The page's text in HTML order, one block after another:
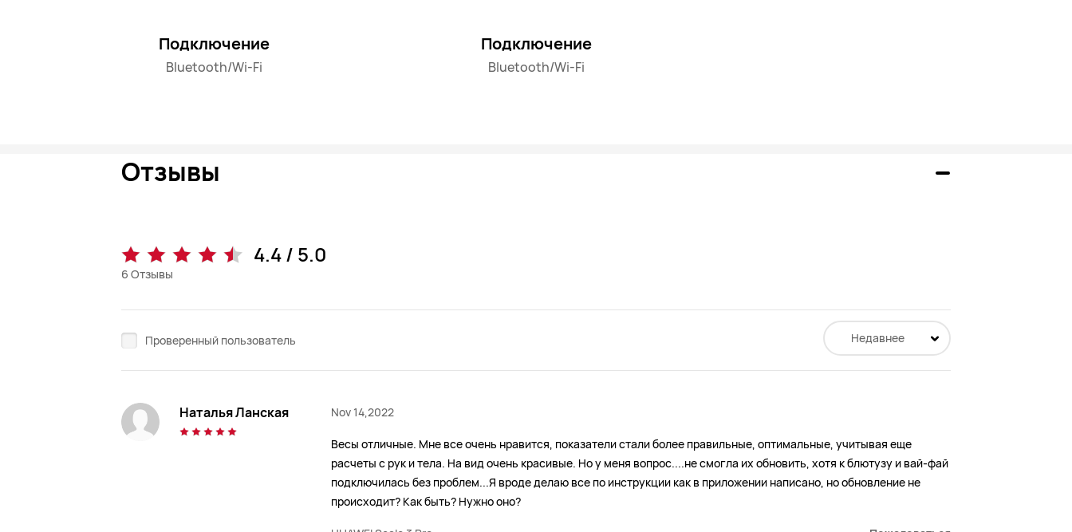
Подключение
Bluetooth/Wi-Fi
Подключение
Bluetooth/Wi-Fi
Отзывы
4.4 / 5.0
6 Отзывы
Проверенный пользователь Недавнее
Наталья Ланская Nov 14,2022
Весы отличные. Мне все очень нравится, показатели стали более правильные, оптимальные, учитывая еще
расчеты с рук и тела. На вид очень красивые. Но у меня вопрос....не смогла их обновить, хотя к блютузу и вай-фай
подключилась без проблем...Я вроде делаю все по инструкции как в приложении написано, но обновление не
происходит? Как быть? Нужно оно?